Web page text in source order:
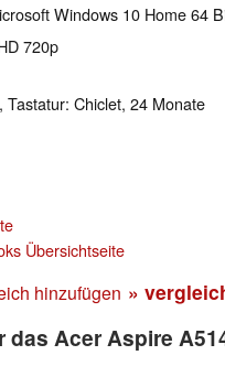
Windows 10 Home 64
720p
Chiclet, 24 Monate
Übersichtseite
hinzufügen »
das Acer Aspire